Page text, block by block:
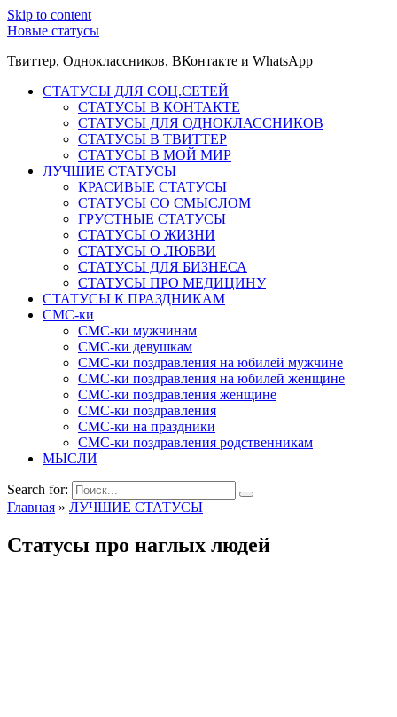
Skip to content
Новые статусы
Твиттер, Одноклассников, ВКонтакте и WhatsApp
СТАТУСЫ ДЛЯ СОЦ.СЕТЕЙ
СТАТУСЫ В КОНТАКТЕ
СТАТУСЫ ДЛЯ ОДНОКЛАССНИКОВ
СТАТУСЫ В ТВИТТЕР
СТАТУСЫ В МОЙ МИР
ЛУЧШИЕ СТАТУСЫ
КРАСИВЫЕ СТАТУСЫ
СТАТУСЫ СО СМЫСЛОМ
ГРУСТНЫЕ СТАТУСЫ
СТАТУСЫ О ЖИЗНИ
СТАТУСЫ О ЛЮБВИ
СТАТУСЫ ДЛЯ БИЗНЕСА
СТАТУСЫ ПРО МЕДИЦИНУ
СТАТУСЫ К ПРАЗДНИКАМ
СМС-ки
СМС-ки мужчинам
СМС-ки девушкам
СМС-ки поздравления на юбилей мужчине
СМС-ки поздравления на юбилей женщине
СМС-ки поздравления женщине
СМС-ки поздравления
СМС-ки на праздники
СМС-ки поздравления родственникам
МЫСЛИ
Search for:
Главная » ЛУЧШИЕ СТАТУСЫ
Статусы про наглых людей